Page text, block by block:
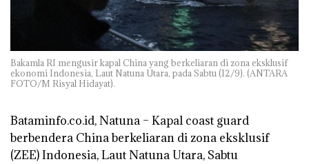
Bakamla RI mengusir kapal China yang berkeliaran di zona eksklusif
ekonomi Indonesia, Laut Natuna Utara, pada Sabtu (12/9). (ANTARA
FOTO/M Risyal Hidayat).
Bataminfo.co.id, Natuna – Kapal coast guard
berbendera China berkeliaran di zona eksklusif
(ZEE) Indonesia, Laut Natuna Utara, Sabtu